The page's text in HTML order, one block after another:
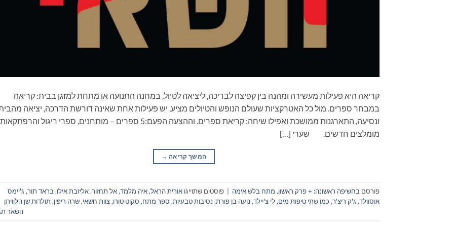
קריאה היא פעילות מעשירה ומהנה בין קפיצה לבריכה, ליציאה לטיול, במחנה התנועה או מתחת למזגן בבית: קריאה
במבחר ספרים. מול כל האטרקציות שעולם הנופש והטיולים מציע, יש פעילות אחת שאינה דורשת הדרכה, יציאה
ונסיעה, התארגנות ממושכת ואפילו שיחה: קריאת ספרים. וההצעה הפעם:5 ספרים – מותחנים, ספרי ריגול והרפתקאות
מומלצים חדשים. שערי […]
המשך קריאה →
פורסם בחשיפה ראשונה: + פרק ראשון, מתח בלש אימה פוסטים שתוייגו אורית הראל,איה מלמד,אל תחזור,אליזבת אילו,בראד תור, ג'יימס
אוסוולד, ג'ק ריצ'ר, כמו שתי טיפות מים,לי צ'יילד, נועה בן פורת, נסיבות טבעיות, ספר מתח, סקוט טורו,צוות חשאי,שרה ריפין, תולדות שן הלוויתן
השאר